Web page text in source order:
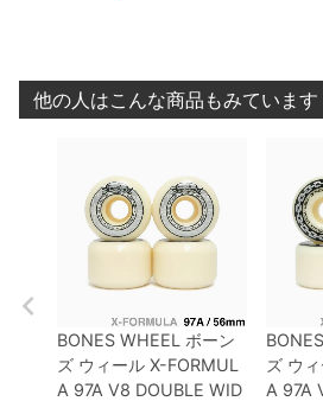
他の人はこんな商品もみています
BONES WHEEL ボーン
ズ ウィール X-FORMUL
A 97A V8 DOUBLE WID
ズ ウ
A 97A